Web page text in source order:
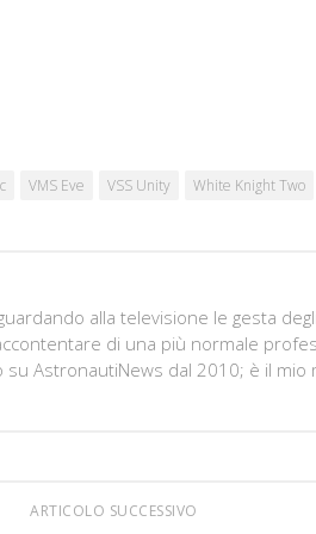
VMS Eve VSS Unity White Knight Two
alla televisione le gesta degli
di una più normale
AstronautiNews dal 2010; è il mio
ARTICOLO SUCCESSIVO